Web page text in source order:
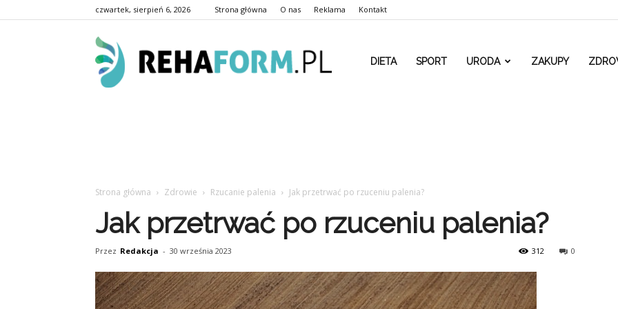
czwartek, sierpień 6, 2026 Strona główna O nas Reklama Kontakt
www.rehaform.pl
DIETA SPORT URODA ZAKUPY
Strona główna Zdrowie Rzucanie palenia Jak przetrwać po rzuceniu palenia?
Jak przetrwać po rzuceniu palenia?
Przez Redakcja - 30 września 2023 0
312